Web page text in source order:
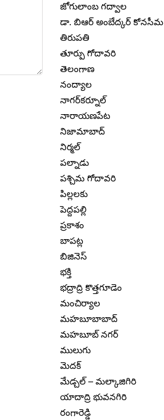
జోగులాంబ గద్వాల
డా. బిఆర్ అంబేద్కర్ కోనసీమ
తిరుపతి
తూర్పు గోదావరి
తెలంగాణ
నంద్యాల
నాగర్‌కర్నూల్
నారాయణపేట
నిజామాబాద్
నిర్మల్
పల్నాడు
పశ్చిమ గోదావరి
పిల్లలకు
పెద్దపల్లి
ప్రకాశం
బాపట్ల
బిజినెస్
భక్తి
భద్రాద్రి కొత్తగూడెం
మంచిర్యాల
మహబూబాబాద్
మహబూబ్ నగర్
ములుగు
మెదక్
మేడ్చల్ – మల్కాజిగిరి
యాదాద్రి భువనగిరి
రంగారెడ్డి